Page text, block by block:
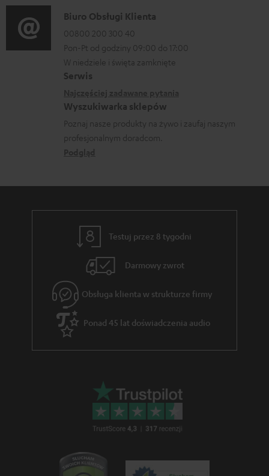
a
o
r
m
a
c
j
e
d
y
c
e
g
w
a
r
D
a
n
e
o
n
t
o
Biuro Obsługi Klienta
00800 200 300 40
Pon-Pt od godziny 09:00 do 17:00
W niedziele i święta zamknięte
Serwis
Wyszukiwarka sklepów
Poznaj nasze produkty na żywo i zaufaj naszym
profesjonalnym doradcom.
Testuj przez 8 tygodni
Darmowy zwrot
Obsługa klienta w strukturze firmy
Ponad 45 lat doświadczenia audio